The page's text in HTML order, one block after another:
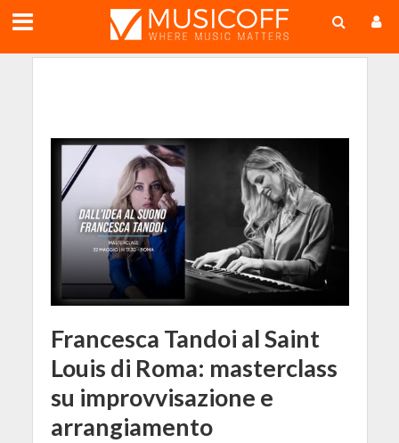
Francesca Tandoi al Saint
Louis di Roma: masterclass
su improvvisazione e
arrangiamento